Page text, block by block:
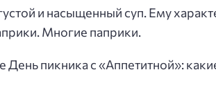
и насыщенный суп. Ему
Многие паприки.
День пикника с «Аппетитной»: